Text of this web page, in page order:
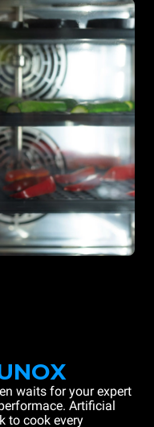
waits for your expert
Artificial
to cook every